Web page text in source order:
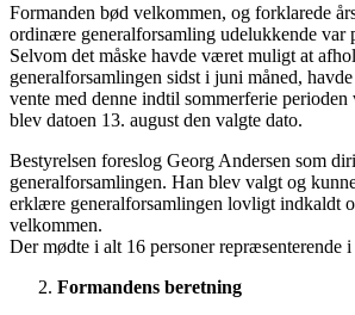
Formanden bød velkommen, og forklarede
ordinære generalforsamling udelukkende var
Selvom det måske havde været muligt at
generalforsamlingen sidst i juni måned,
vente med denne indtil sommerferie
blev datoen 13. august den valgte dato.
Bestyrelsen foreslog Georg Andersen som
generalforsamlingen. Han blev valgt og
erklære generalforsamlingen lovligt indkaldt
velkommen.
Der mødte i alt 16 personer repræsenterende i
Formandens beretning